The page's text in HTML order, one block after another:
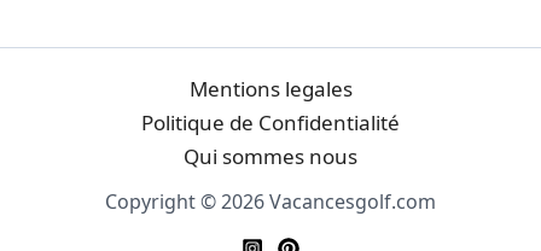
Mentions legales
Politique de Confidentialité
Qui sommes nous
Copyright © 2026 Vacancesgolf.com